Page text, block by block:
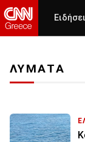
ΛΥΜΑΤΑ